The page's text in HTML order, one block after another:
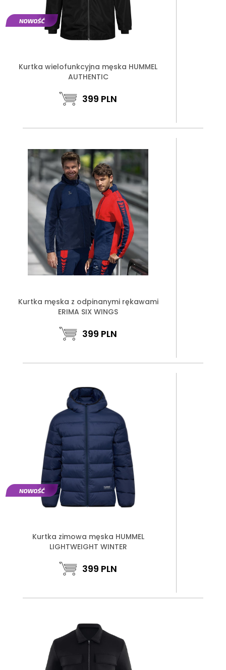
Kurtka wielofunkcyjna męska HUMMEL
AUTHENTIC
399 PLN
Kurtka męska z odpinanymi rękawami
ERIMA SIX WINGS
399 PLN
Kurtka zimowa męska HUMMEL
LIGHTWEIGHT WINTER
399 PLN